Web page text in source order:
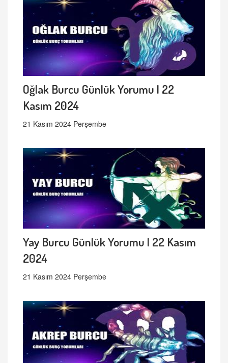
Oğlak Burcu Günlük Yorumu | 22
Kasım 2024
21 Kasım 2024 Perşembe
Yay Burcu Günlük Yorumu | 22 Kasım
2024
21 Kasım 2024 Perşembe